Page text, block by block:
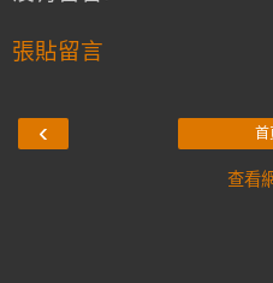
張貼留言
‹ 首
查看